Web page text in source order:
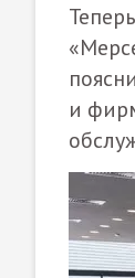
и